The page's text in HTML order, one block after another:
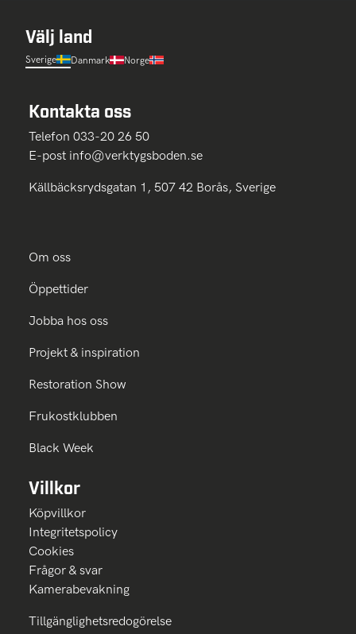
Välj land
Sverige Danmark Norge
Kontakta oss
Telefon 033-20 26 50
E-post info@verktygsboden.se
Källbäcksrydsgatan 1, 507 42 Borås, Sverige
Om oss
Öppettider
Jobba hos oss
Projekt & inspiration
Restoration Show
Frukostklubben
Black Week
Villkor
Köpvillkor
Integritetspolicy
Cookies
Frågor & svar
Kamerabevakning
Tillgänglighetsredogörelse